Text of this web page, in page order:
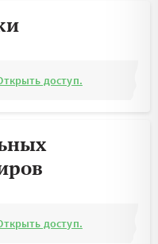
доступ.
доступ.